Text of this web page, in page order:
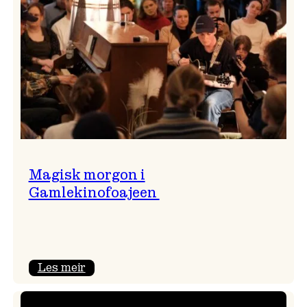
Magisk morgon i
Gamlekinofoajeen
Les meir: